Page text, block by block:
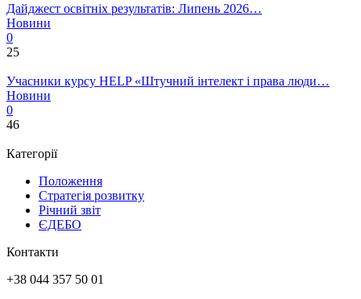
Дайджест освітніх результатів: Липень 2026…
Новини
0
25
Учасники курсу HELP «Штучний інтелект і права люди…
Новини
0
46
Категорії
Положення
Стратегія розвитку
Річний звіт
ЄДЕБО
Контакти
+38 044 357 50 01